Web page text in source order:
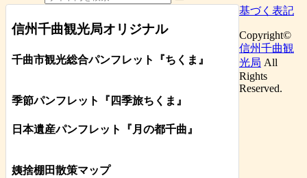
信州千曲観光局オリジナル
千曲市観光総合パンフレット 『ちくま 』
季節パンフレット『四季旅ちくま』
日本遺産パンフレット 『月の都千曲 』
姨捨棚田散策マップ
基づく表記
Copyright©
信州千曲観
光局 All
Rights
Reserved.